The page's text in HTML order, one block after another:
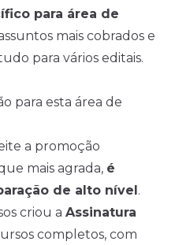
para área de
mais cobrados e
para vários editais.
para esta área de
a promoção
mais agrada, é
de alto nível.
criou a Assinatura
completos, com